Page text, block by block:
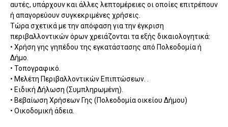
αυτές, υπάρχουν και άλλες λεπτομέρειες οι οποίες επιτρέπουν
ή απαγορεύουν συγκεκριμένες χρήσεις.
Τώρα σχετικά με την απόφαση για την έγκριση
περιβαλλοντικών όρων χρειάζονται τα εξής δικαιολογητικά:
• Χρήση γης γηπέδου της εγκατάστασης από Πολεοδομία ή
Δήμο.
• Τοπογραφικό.
• Μελέτη Περιβαλλοντικών Επιπτώσεων. .
• Ειδική Δήλωση (Συμπληρωμένη).
• Βεβαίωση Χρήσεων Γης (Πολεοδομία οικείου Δήμου)
• Οικοδομική άδεια.